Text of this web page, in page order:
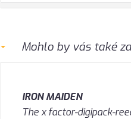
Mohlo by vás také
IRON MAIDEN
The x factor-digipack-